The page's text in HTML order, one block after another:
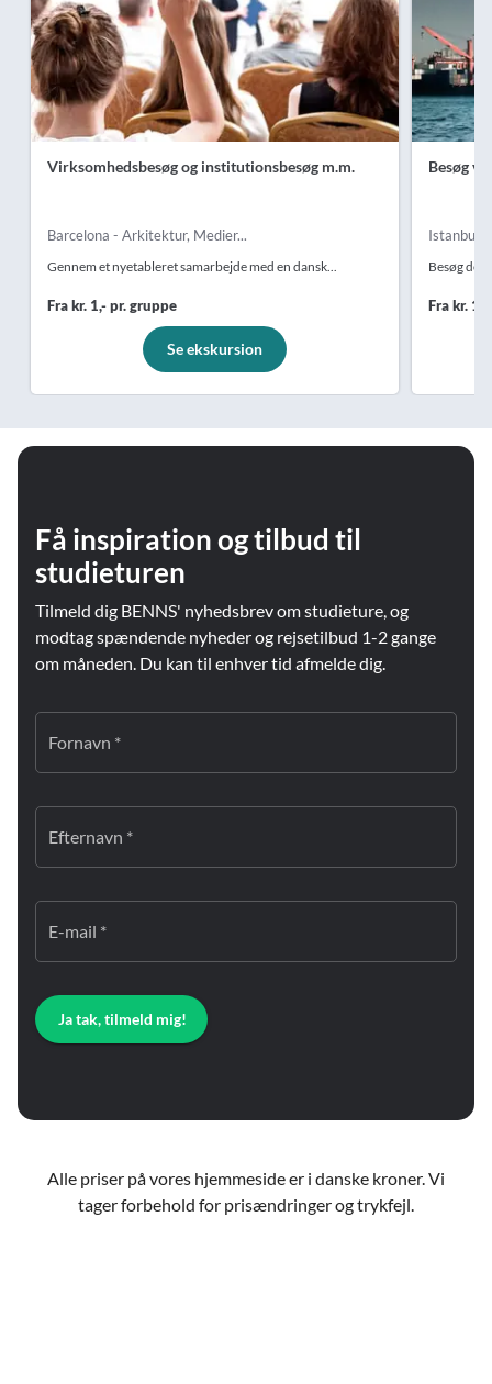
Virksomhedsbesøg og institutionsbesøg m.m.
Barcelona - Arkitektur, Medier...
Gennem et nyetableret samarbejde med en dansk...
Fra kr. 1,- pr. gruppe
Se ekskursion
Besøg
Istanbul -
Besøg
Fra kr.
Få inspiration og tilbud til
studieturen
Tilmeld dig BENNS' nyhedsbrev om studieture, og
modtag spændende nyheder og rejsetilbud 1-2 gange
om måneden. Du kan til enhver tid afmelde dig.
Fornavn *
Efternavn *
E-mail *
Ja tak, tilmeld mig!
Alle priser på vores hjemmeside er i danske kroner. Vi
tager forbehold for prisændringer og trykfejl.